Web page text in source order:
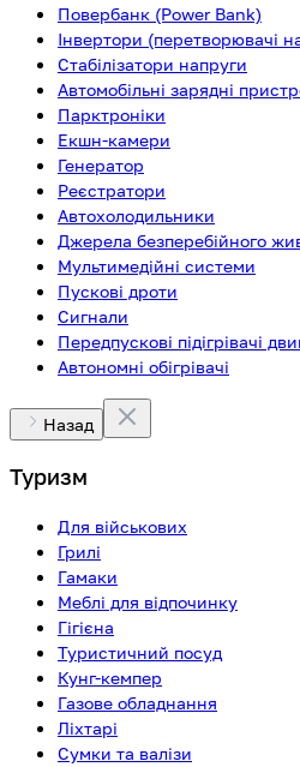
Повербанк (Power Bank)
Інвертори (перетворювачі
Стабілізатори напруги
Автомобільні зарядні
Парктроніки
Екшн-камери
Генератор
Реєстратори
Автохолодильники
Джерела безперебійного
Мультимедійні системи
Пускові дроти
Сигнали
Передпускові підігрівачі
Автономні обігрівачі
Назад
Туризм
Для військових
Грилі
Гамаки
Меблі для відпочинку
Гігієна
Туристичний посуд
Кунг-кемпер
Газове обладнання
Ліхтарі
Сумки та валізи